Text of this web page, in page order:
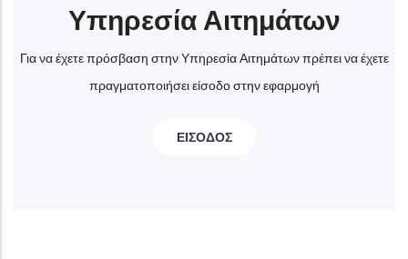
Υπηρεσία Αιτημάτων
Για να έχετε πρόσβαση στην Υπηρεσία Αιτημάτων πρέπει να έχετε
πραγματοποιήσει είσοδο στην εφαρμογή
ΕΙΣΟΔΟΣ